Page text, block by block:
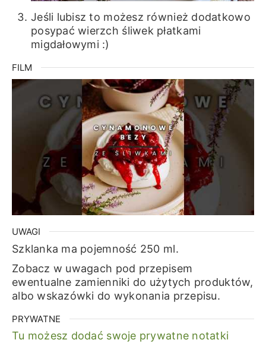
Jeśli lubisz to możesz również dodatkowo
posypać wierzch śliwek płatkami
migdałowymi :)
FILM
UWAGI
Szklanka ma pojemność 250 ml.
Zobacz w uwagach pod przepisem
ewentualne zamienniki do użytych produktów,
albo wskazówki do wykonania przepisu.
PRYWATNE
Tu możesz dodać swoje prywatne notatki